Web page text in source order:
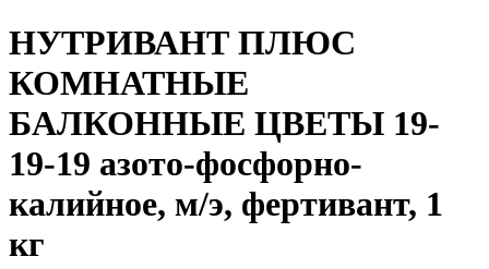
НУТРИВАНТ ПЛЮС
КОМНАТНЫЕ
БАЛКОННЫЕ ЦВЕТЫ 19-
19-19 азото-фосфорно-
калийное, м/э, фертивант, 1
кг